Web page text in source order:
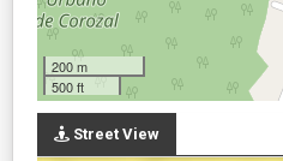
200 m
500 ft
Street View